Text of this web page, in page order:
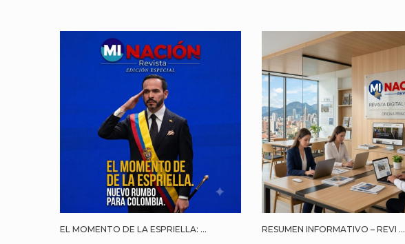
EL MOMENTO DE LA ESPRIELLA: ... RESUMEN INFORMATIVO – REVI ...